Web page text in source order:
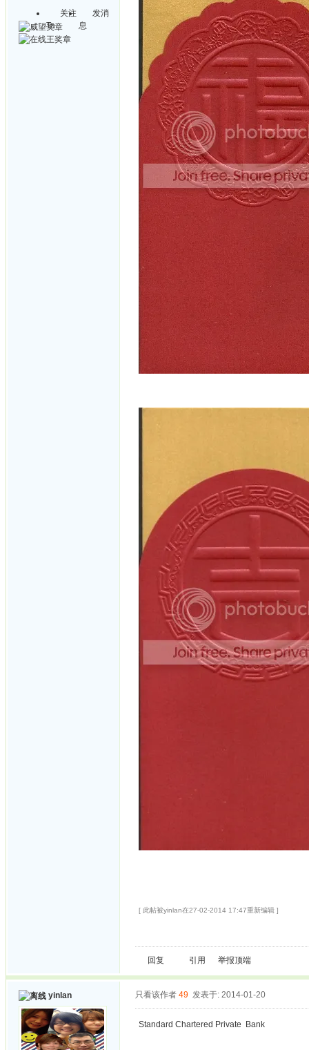
关注
Ta
发消
息
[ 此帖被yinlan在27-02-2014 17:47重新编辑 ]
回复 引用 举报顶端
yinlan 只看该作者 49 发表于: 2014-01-20
Standard Chartered Private Bank